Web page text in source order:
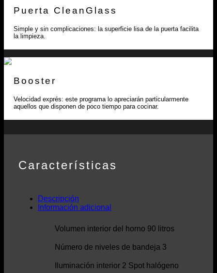
Puerta CleanGlass
Simple y sin complicaciones: la superficie lisa de la puerta facilita
la limpieza.
Booster
Velocidad exprés: este programa lo apreciarán particularmente
aquellos que disponen de poco tiempo para cocinar.
Características
Descripción
Información adicional
Volumen interior del horno 90 litros
Número de niveles de bandeja 3
Iluminación interior 2 Spot halógeno